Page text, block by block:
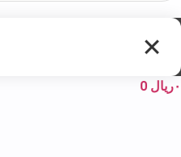
۰ریال 0